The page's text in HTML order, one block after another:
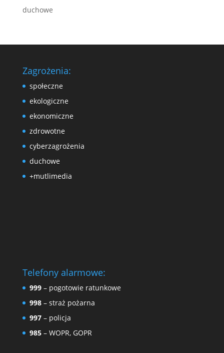
duchowe
Zagrożenia:
społeczne
ekologiczne
ekonomiczne
zdrowotne
cyberzagrożenia
duchowe
+mutlimedia
Telefony alarmowe:
999– pogotowie ratunkowe
998– straż pożarna
997– policja
985– WOPR, GOPR